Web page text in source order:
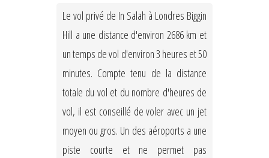
Le vol privé de In Salah à Londres Biggin
Hill a une distance d'environ 2686 km et
un temps de vol d'environ 3 heures et 50
minutes. Compte tenu de la distance
totale du vol et du nombre d'heures de
vol, il est conseillé de voler avec un jet
moyen ou gros. Un des aéroports a une
piste courte et ne permet pas